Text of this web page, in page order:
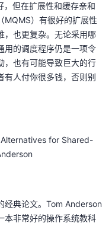
，但在扩展性和缓存亲和
MQMS）有很好的扩展性
，也更复杂。无论采用哪
用的调度程序仍是一项令
，也有可能导致巨大的行
有人付你很多钱，否则别
for Shared-
经典论文。Tom Anderson
本非常好的操作系统教科